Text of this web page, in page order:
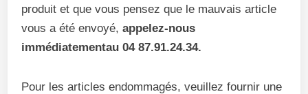
produit et que vous pensez que le mauvais article
vous a été envoyé,appelez-nous
immédiatementau 04 87.91.24.34.
Pour les articles endommagés, veuillez fournir une